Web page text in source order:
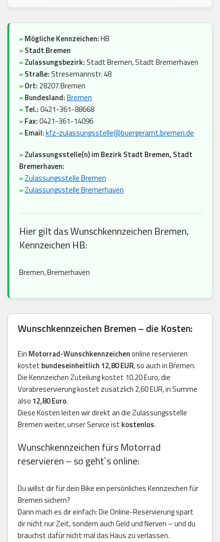
»Mögliche Kennzeichen:HB
»Stadt Bremen
»Zulassungsbezirk: Stadt Bremen, Stadt Bremerhaven
»Straße: Stresemannstr. 48
»Ort: 28207 Bremen
»Bundesland:Bremen
»Tel.:0421-361-88668
»Fax:0421-361-14096
»Email:kfz-zulassungsstelle@buergeramt.bremen.de
»Zulassungsstelle(n) im Bezirk Stadt Bremen, Stadt
Bremerhaven:
»Zulassungsstelle Bremen
»Zulassungsstelle Bremerhaven
Hier gilt das Wunschkennzeichen Bremen,
Kennzeichen HB:
Bremen, Bremerhaven
Wunschkennzeichen Bremen – die Kosten:
Ein Motorrad-Wunschkennzeichenonline reservieren
kostet bundeseinheitlich 12,80 EUR, so auch in Bremen.
Die Kennzeichen Zuteilung kostet 10.20 Euro, die
Vorabreservierung kostet zusätzlich 2,60 EUR, in Summe
also 12,80 Euro.
Diese Kosten leiten wir direkt an die Zulassungsstelle
Bremen weiter, unser Service ist kostenlos.
Wunschkennzeichen fürs Motorrad
reservieren – so geht`s online:
Du willst dir für dein Bike ein persönliches Kennzeichen für
Bremen sichern?
Dann mach es dir einfach: Die Online-Reservierung spart
dir nicht nur Zeit, sondern auch Geld und Nerven – und du
brauchst dafür nicht mal das Haus zu verlassen.